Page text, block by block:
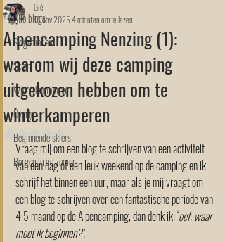
Alle blogs
Skigebieden
Skiën
Winterkamperen
Overig
Beginnende skiërs
Bergen in de zomer
Alpencamping Nenzing (1):
waarom wij deze camping
uitgekozen hebben om te
winterkamperen
Gré
13 nov 20254 minuten om te lezen
Beoordeeld met NaN uit 5 sterren.
Vraag mij om een blog te schrijven van een activiteit
van een dag of een leuk weekend op de camping en ik
schrijf het binnen een uur, maar als je mij vraagt om
een blog te schrijven over een fantastische periode van
4,5 maand op de Alpencamping, dan denk ik: ‘oef, waar
moet ik beginnen?’.